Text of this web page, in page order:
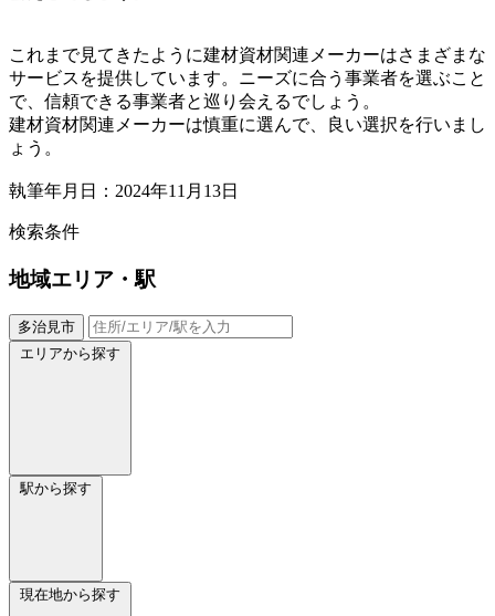
これまで見てきたように建材資材関連メーカーはさまざまな
サービスを提供しています。ニーズに合う事業者を選ぶこと
で、信頼できる事業者と巡り会えるでしょう。
建材資材関連メーカーは慎重に選んで、良い選択を行いまし
ょう。
執筆年月日：2024年11月13日
検索条件
地域エリア・駅
多治見市
エリアから探す
駅から探す
現在地から探す